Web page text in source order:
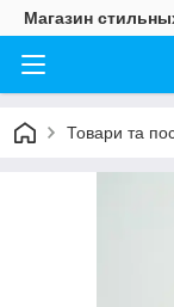
Магазин
Товари та